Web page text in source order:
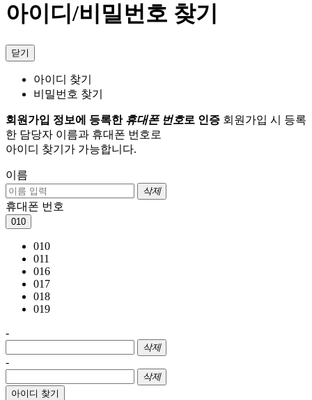
아이디/비밀번호 찾기
닫기
아이디 찾기
비밀번호 찾기
회원가입 정보에 등록한 휴대폰 번호로 인증 회원가입 시 등록
한 담당자 이름과 휴대폰 번호로
아이디 찾기가 가능합니다.
이름
삭제
휴대폰 번호
010
010
011
016
017
018
019
-
삭제
-
삭제
아이디 찾기